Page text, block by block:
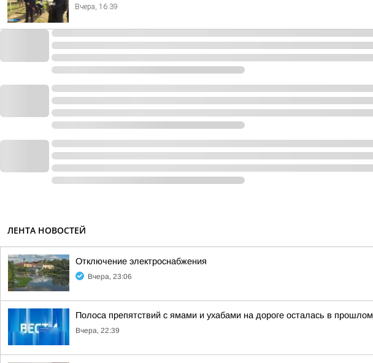
Вчера, 16:39
ЛЕНТА НОВОСТЕЙ
Отключение электроснабжения
Вчера, 23:06
Полоса препятствий с ямами и ухабами на дороге осталась в прошлом
Вчера, 22:39